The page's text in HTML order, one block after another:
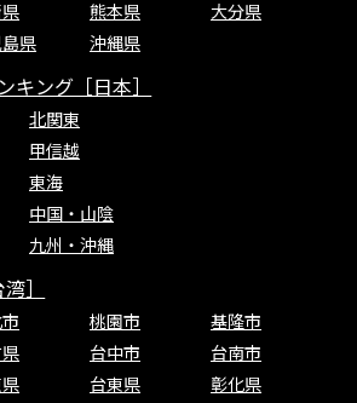
熊本県
大分県
県 沖縄県
キング［日本］
北関東
甲信越
東海
中国・山陰
九州・沖縄
］
桃園市
基隆市
台中市
台南市
台東県
彰化県